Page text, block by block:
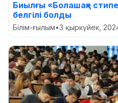
Биылғы «Болашақ»
белгілі болды
Білім-ғылым•3 қыркүйек,